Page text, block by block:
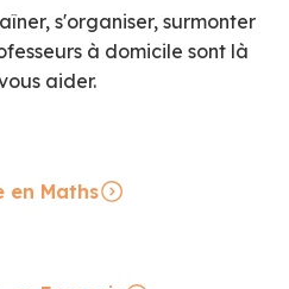
s'organiser, surmonter
à domicile sont là
aider.
en Maths